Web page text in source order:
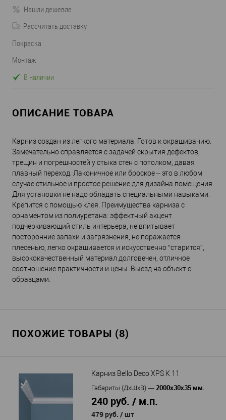
Нашли дешевле
Рассчитать доставку
Покраска
Монтаж
В наличии
ОПИСАНИЕ ТОВАРА
Карниз создан из легкого материала. Готов к окрашиванию.
Замечательно справляется с задачей скрытия дефектов,
трещин и погрешностей у стыка стен с потолком, давая
плавный переход. Лаконичное или броское – это в любом
случае стильное и простое решение для дизайна помещения.
Для установки не надо обладать специальными навыками.
Крепится с помощью клея. Преимущества карниза с
орнаментом из полиуретана: эффектный акцент
подчеркивающий стиль интерьера, не впитывает
посторонние запахи и загрязнения, не поражается
плесенью, легко окрашивается и искусственно “старится”,
высококачественный материал долговечен, отличное
соотношение практичности и цены. Выезд на объект с
образцами.
ПОХОЖИЕ ТОВАРЫ (8)
Карниз Bello Deco XPS К 11
Габариты (ДхШхВ) — 2000х30х35 мм.
240 руб. / м.п.
479 руб. / шт